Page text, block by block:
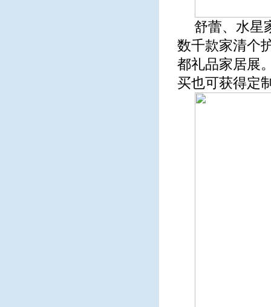
舒蕾、水星
数千款家清个
都礼品家居展
买也可获得定